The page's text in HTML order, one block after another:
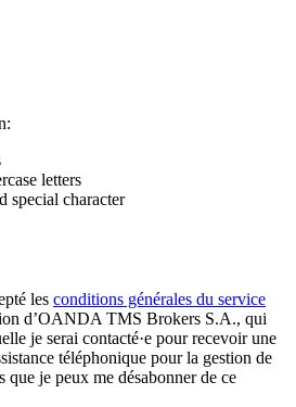
letters
special character
les conditions générales du service
d’OANDA TMS Brokers S.A., qui
je serai contacté·e pour recevoir une
téléphonique pour la gestion de
que je peux me désabonner de ce